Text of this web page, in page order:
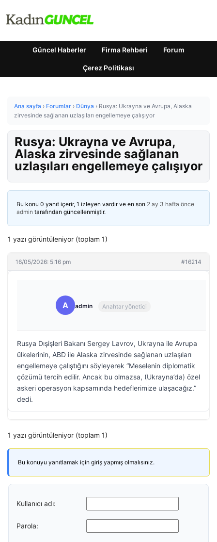
Güncel Haberler Firma Rehberi Forum
Çerez Politikası
Ana sayfa › Forumlar › Dünya › Rusya: Ukrayna ve Avrupa, Alaska
zirvesinde sağlanan uzlaşıları engellemeye çalışıyor
Rusya: Ukrayna ve Avrupa,
Alaska zirvesinde sağlanan
uzlaşıları engellemeye çalışıyor
Bu konu 0 yanıt içerir, 1 izleyen vardır ve en son 2 ay 3 hafta önce
admin tarafından güncellenmiştir.
1 yazı görüntüleniyor (toplam 1)
16/05/2026: 5:16 pm #16214
A admin Anahtar yönetici
Rusya Dışişleri Bakanı Sergey Lavrov, Ukrayna ile Avrupa
ülkelerinin, ABD ile Alaska zirvesinde sağlanan uzlaşıları
engellemeye çalıştığını söyleyerek “Meselenin diplomatik
çözümü tercih edilir. Ancak bu olmazsa, (Ukrayna’da) özel
askeri operasyon kapsamında hedeflerimize ulaşacağız.”
dedi.
1 yazı görüntüleniyor (toplam 1)
Bu konuyu yanıtlamak için giriş yapmış olmalısınız.
Kullanıcı adı:
Parola: